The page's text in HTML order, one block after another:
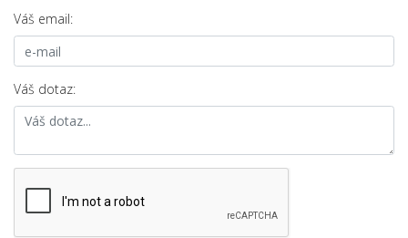
Váš email:
Váš dotaz: